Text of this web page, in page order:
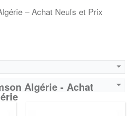
– Achat Neufs et Prix
Algérie - Achat